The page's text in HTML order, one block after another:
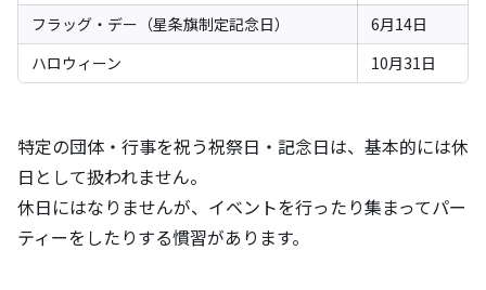
フラッグ・デー（星条旗制定記念日）
6月14日
ハロウィーン
10月31日
特定の団体・行事を祝う祝祭日・記念日は、基本的には休
日として扱われません。
休日にはなりませんが、イベントを行ったり集まってパー
ティーをしたりする慣習があります。